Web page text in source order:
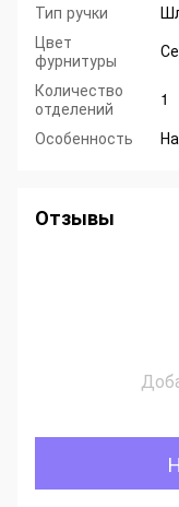
Тип ручки
Цвет
фурнитуры
Количество
отделений
1
Особенность
Отзывы